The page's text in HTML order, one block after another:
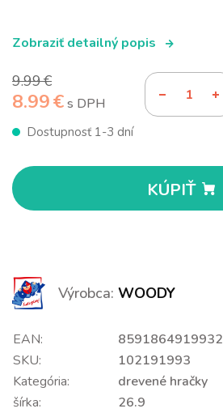
Zobraziť detailný popis
9.99 €
8.99 €s DPH
Dostupnosť 1-3 dní
KÚPIŤ
Výrobca:WOODY
EAN:
8591864919932
SKU:
102191993
Kategória:
drevené hračky
šírka:
26.9